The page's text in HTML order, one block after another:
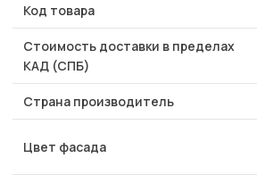
Код товара
Стоимость доставки в пределах
КАД (СПБ)
Страна производитель
Цвет фасада